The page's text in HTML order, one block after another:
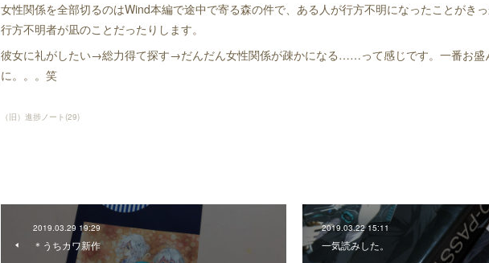
女性関係を全部切るのはWind本編で途中で寄る森の件で、ある人が行方不明になったことがき
行方不明者が凪のことだったりします。
彼女に礼がしたい→総力得て探す→だんだん女性関係が疎かになる……って感じです。一番お盛
に。。。笑
（旧）進捗ノート (29)
2019.03.29 19:29
＊うちカワ新作
2019.03.22 15:11
一気読みした。